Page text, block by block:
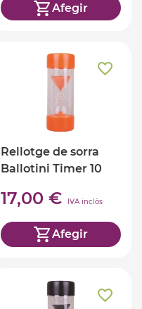
Afegir
Rellotge de sorra
Ballotini Timer 10
17,00 € IVA inclòs
Afegir